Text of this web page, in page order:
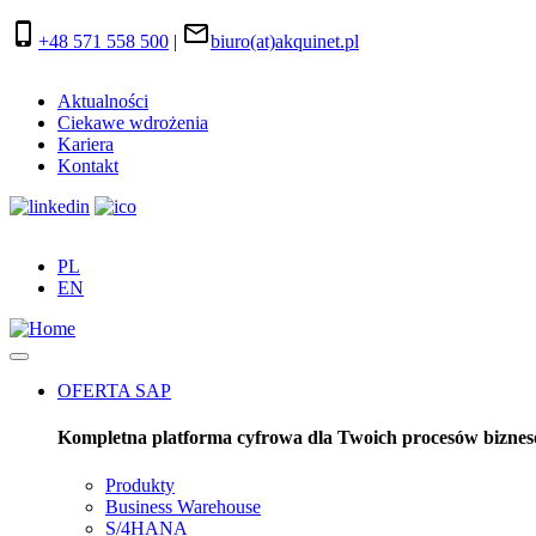
Przejdź
do
phone_iphone +48 571 558 500 | mail_outlinebiuro(at)akquinet.pl
Główna
nawigacja
Aktualności
Ciekawe wdrożenia
Kariera
Kontakt
PL
EN
OFERTA SAP
Kompletna platforma cyfrowa dla Twoich procesów
Produkty
Produkty
Business Warehouse
S/4HANA